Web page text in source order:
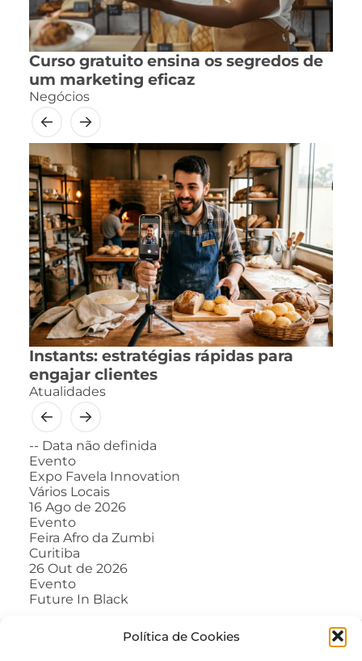
Política de Cookies
Curso gratuito ensina os segredos de
um marketing eficaz
Negócios
Instants: estratégias rápidas para
engajar clientes
Atualidades
-- Data não definida
Evento
Expo Favela Innovation
Vários Locais
16 Ago de 2026
Evento
Feira Afro da Zumbi
Curitiba
26 Out de 2026
Evento
Future In Black